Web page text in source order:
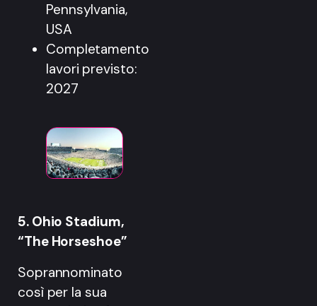
Pennsylvania,
USA
Completamento
lavori previsto:
2027
5. Ohio Stadium,
“The Horseshoe”
Soprannominato
così per la sua